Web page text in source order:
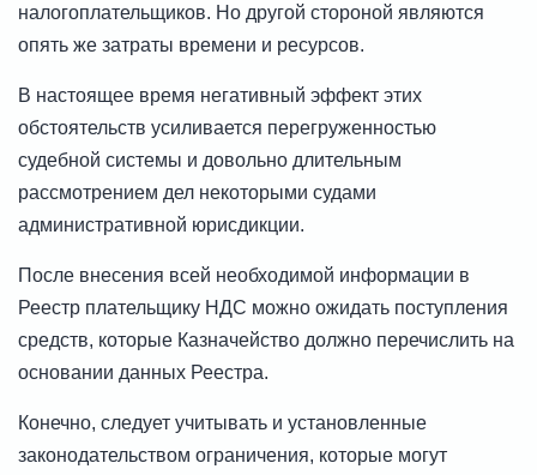
налогоплательщиков. Но другой стороной являются
опять же затраты времени и ресурсов.
В настоящее время негативный эффект этих
обстоятельств усиливается перегруженностью
судебной системы и довольно длительным
рассмотрением дел некоторыми судами
административной юрисдикции.
После внесения всей необходимой информации в
Реестр плательщику НДС можно ожидать поступления
средств, которые Казначейство должно перечислить на
основании данных Реестра.
Конечно, следует учитывать и установленные
законодательством ограничения, которые могут